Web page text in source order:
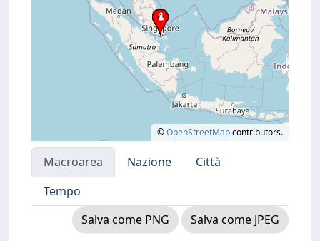
©OpenStreetMapcontributors.
Macroarea Nazione
Città
Tempo
Salva come PNG
Salva come JPEG